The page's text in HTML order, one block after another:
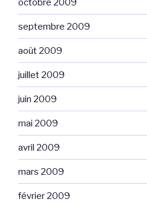
octobre 2009
septembre 2009
août 2009
juillet 2009
juin 2009
mai 2009
avril 2009
mars 2009
février 2009